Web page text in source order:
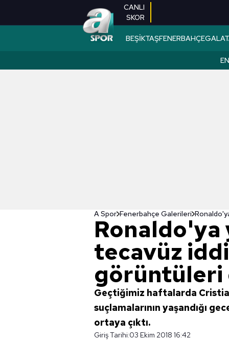
CANLI
SKOR
BEŞİKTAŞFENERBAHÇE
A Spor Fenerbahçe Galerileri
tecavüz
görüntüleri
Geçtiğimiz haftalarda
suçlamalarının yaşandığı
ortaya çıktı.
Giriş Tarihi:03 Ekim 2018 16:42